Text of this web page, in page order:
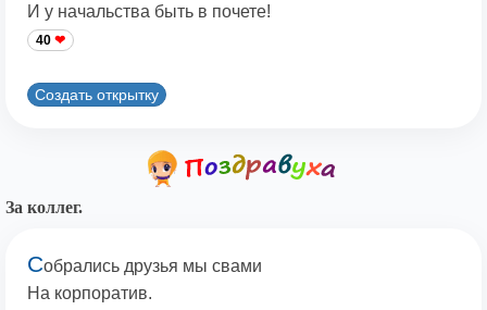
И у начальства быть в почете!
40
Создать открытку
За коллег.
Собрались друзья мы свами
На корпоратив.